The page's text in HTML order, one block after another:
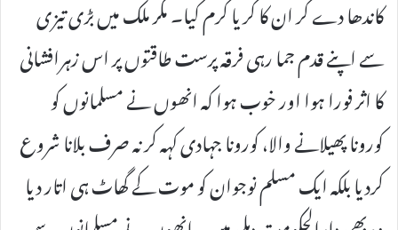
کاندھا دے کر ان کا کریا کرم کیا۔ مگر ملک میں بڑی تیزی
سے اپنے قدم جما رہی فرقہ پرست طاقتوں پر اس زہرافشانی
کا اثر فورا ہوا اور خوب ہوا کہ انھوں نے مسلمانوں کو
کورونا پھیلانے والا، کورونا جہادی کہہ کر نہ صرف بلانا شروع
کردیا بلکہ ایک مسلم نوجوان کو موت کے گھاٹ ہی اتار دیا